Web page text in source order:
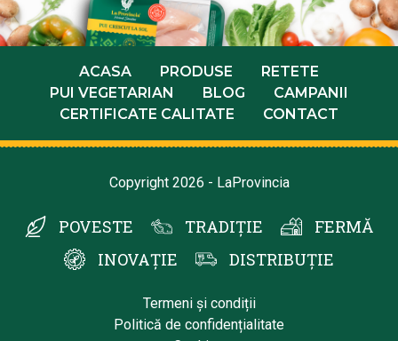
ACASA PRODUSE
RETETE
PUI VEGETARIAN
BLOG
CAMPANII
CERTIFICATE CALITATE
CONTACT
Copyright 2026 - LaProvincia
POVESTE TRADIȚIE
FERMĂ
INOVAȚIE
DISTRIBUȚIE
Termeni și condiții
Politică de confidențialitate